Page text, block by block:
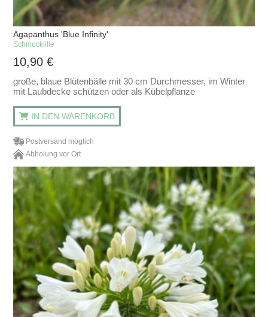
Agapanthus 'Blue Infinity'
Schmucklilie
10,90€
große, blaue Blütenbälle mit 30 cm Durchmesser, im Winter
mit Laubdecke schützen oder als Kübelpflanze
IN DEN WARENKORB
Postversand möglich
Abholung vor Ort